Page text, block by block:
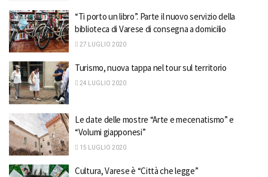
“Ti porto un libro”. Parte il nuovo servizio della
biblioteca di Varese di consegna a domicilio
27 LUGLIO 2020
Turismo, nuova tappa nel tour sul territorio
24 LUGLIO 2020
Le date delle mostre “Arte e mecenatismo” e
“Volumi giapponesi”
15 LUGLIO 2020
Cultura, Varese è “Città che legge”